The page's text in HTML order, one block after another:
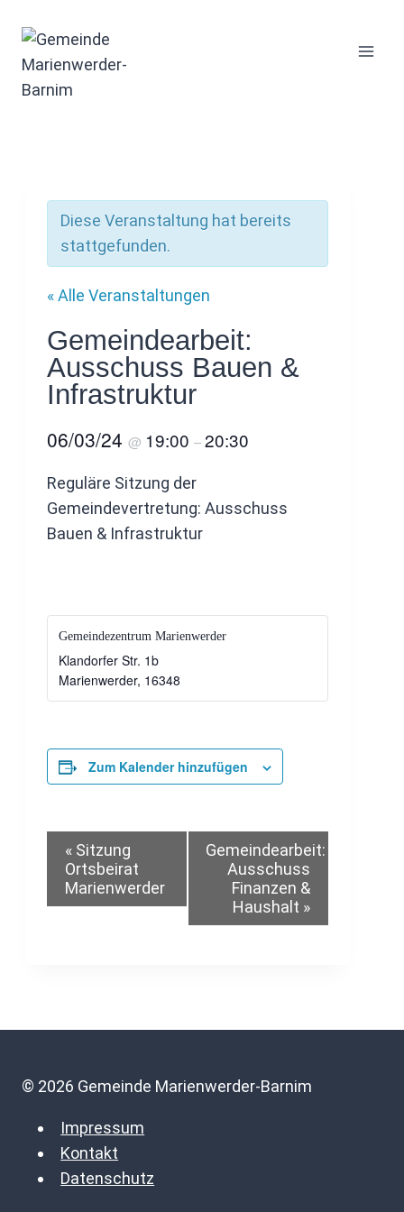
Inhalt
springen
Diese Veranstaltung hat bereits
stattgefunden.
« Alle Veranstaltungen
Gemeindearbeit:
Ausschuss Bauen &
Infrastruktur
06/03/24 @ 19:00 –20:30
Reguläre Sitzung der
Gemeindevertretung: Ausschuss
Bauen & Infrastruktur
Gemeindezentrum Marienwerder
Klandorfer Str. 1b
Marienwerder, 16348
Zum Kalender hinzufügen
Veranstaltung-
Navigation
« Sitzung
Ortsbeirat
Marienwerder
Gemeindearbeit:
Ausschuss
Finanzen &
Haushalt »
© 2026 Gemeinde Marienwerder-Barnim
Impressum
Kontakt
Datenschutz